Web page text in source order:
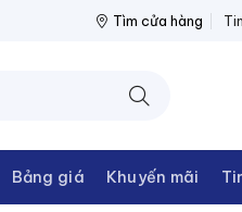
NPP THIẾT BỊ ĐIỆN
Tìm cửa hàng
Bảng giá Khuyến mãi